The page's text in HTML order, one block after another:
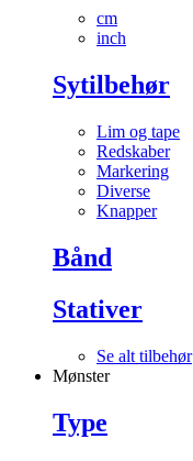
cm
inch
Sytilbehør
Lim og tape
Redskaber
Markering
Diverse
Knapper
Bånd
Stativer
Se alt tilbehør
Mønster
Type